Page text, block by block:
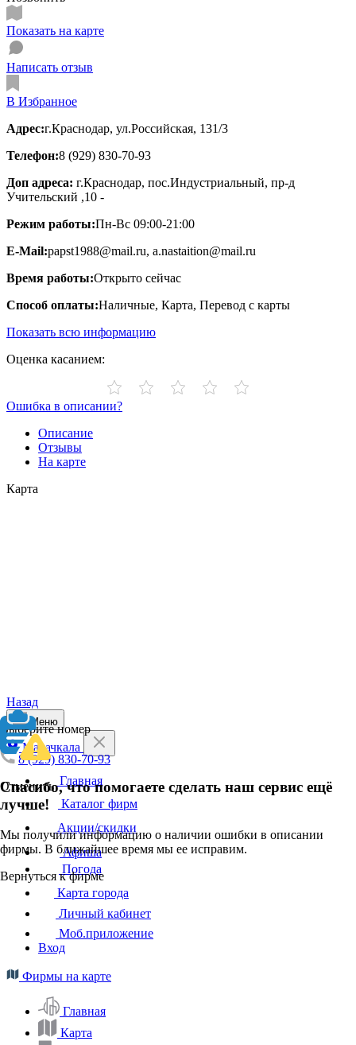
Показать на карте
Написать отзыв
В Избранное
Адрес:г.Краснодар, ул.Российская, 131/3
Телефон:8 (929) 830-70-93
Доп адреса: г.Краснодар, пос.Индустриальный, пр-д
Учительский ,10 -
Режим работы:Пн-Вс 09:00-21:00
E-Mail:papst1988@mail.ru, a.nastaition@mail.ru
Время работы:Открыто сейчас
Способ оплаты:Наличные, Карта, Перевод с карты
Показать всю информацию
Оценка касанием:
Ошибка в описании?
Описание
Отзывы
На карте
Карта
Назад
Выберите номер
8 (929) 830-70-93
Отменить
Спасибо, что помогаете сделать наш сервис ещё
лучше!
Мы получили информацию о наличии ошибки в описании
фирмы. В ближайшее время мы ее исправим.
Вернуться к фирме
Меню
Махачкала
Главная
Каталог фирм
Акции/скидки
Афиша
Погода
Карта города
Личный кабинет
Моб.приложение
Вход
Фирмы на карте
Главная
Карта